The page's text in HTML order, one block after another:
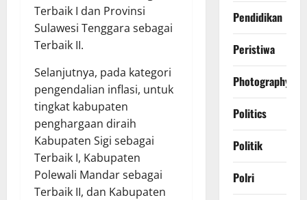
Terbaik I dan Provinsi
Sulawesi Tenggara sebagai
Terbaik II.
Selanjutnya, pada kategori
pengendalian inflasi, untuk
tingkat kabupaten
penghargaan diraih
Kabupaten Sigi sebagai
Terbaik I, Kabupaten
Polewali Mandar sebagai
Terbaik II, dan Kabupaten
Pendidikan
Peristiwa
Photography
Politics
Politik
Polri